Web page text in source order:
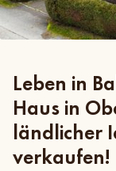
Leben in
Haus in
ländlicher
verkaufen!